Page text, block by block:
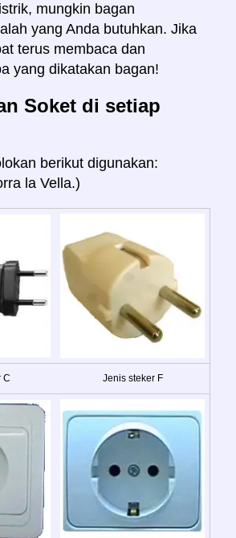
mungkin bagan
yang Anda butuhkan. Jika
terus membaca dan
yang dikatakan bagan!
Soket di setiap
berikut digunakan:
la Vella.)
C Jenis steker F